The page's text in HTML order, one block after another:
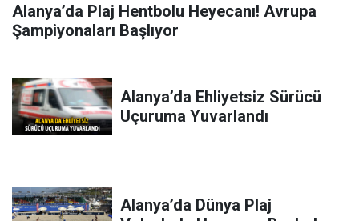
Alanya’da Plaj Hentbolu Heyecanı! Avrupa
Şampiyonaları Başlıyor
Alanya’da Ehliyetsiz Sürücü
Uçuruma Yuvarlandı
Alanya’da Dünya Plaj